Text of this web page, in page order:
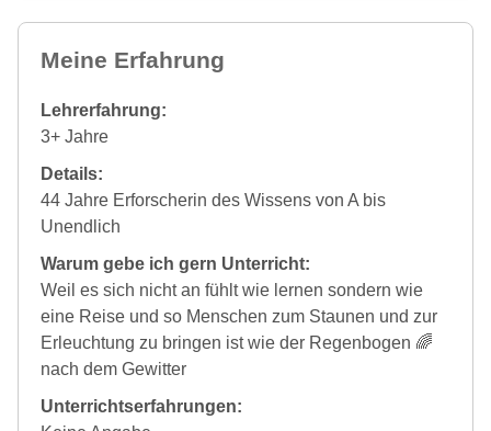
Meine Erfahrung
Lehrerfahrung:
3+ Jahre
Details:
44 Jahre Erforscherin des Wissens von A bis
Unendlich
Warum gebe ich gern Unterricht:
Weil es sich nicht an fühlt wie lernen sondern wie
eine Reise und so Menschen zum Staunen und zur
Erleuchtung zu bringen ist wie der Regenbogen 🌈
nach dem Gewitter
Unterrichtserfahrungen: